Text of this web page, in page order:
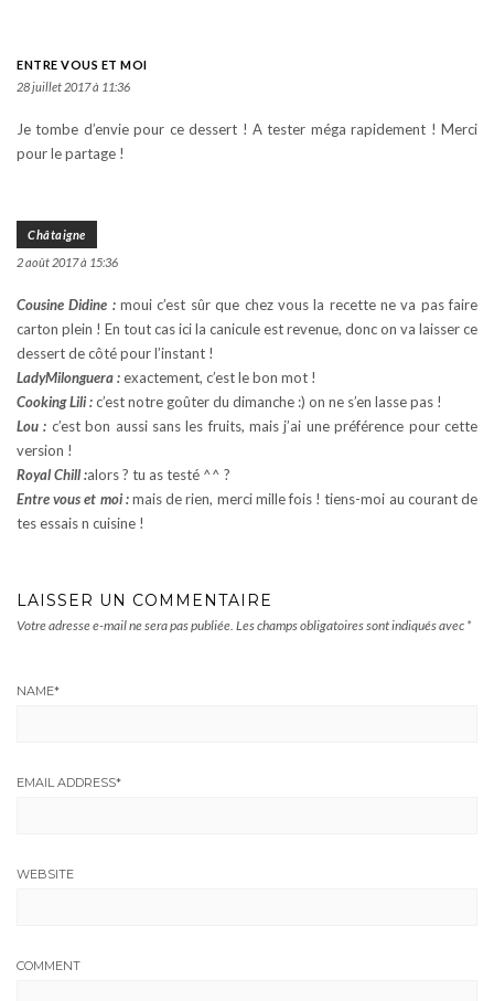
ENTRE VOUS ET MOI
28 juillet 2017 à 11:36
Je tombe d’envie pour ce dessert ! A tester méga rapidement ! Merci
pour le partage !
Châtaigne
2 août 2017 à 15:36
Cousine Didine :moui c’est sûr que chez vous la recette ne va pas faire
carton plein ! En tout cas ici la canicule est revenue, donc on va laisser ce
dessert de côté pour l’instant !
LadyMilonguera :exactement, c’est le bon mot !
Cooking Lili :c’est notre goûter du dimanche :) on ne s’en lasse pas !
Lou : c’est bon aussi sans les fruits, mais j’ai une préférence pour cette
version !
Royal Chill :alors ? tu as testé ^^ ?
Entre vous et moi :mais de rien, merci mille fois ! tiens-moi au courant de
tes essais n cuisine !
LAISSER UN COMMENTAIRE
Votre adresse e-mail ne sera pas publiée. Les champs obligatoires sont indiqués avec *
NAME*
EMAIL ADDRESS*
WEBSITE
COMMENT